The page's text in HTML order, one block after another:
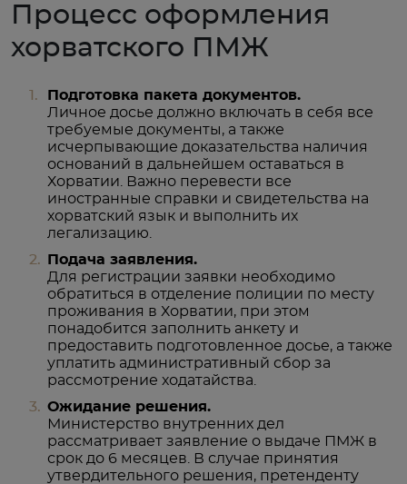
Процесс оформления
хорватского ПМЖ
Подготовка пакета документов.
Личное досье должно включать в себя все
требуемые документы, а также
исчерпывающие доказательства наличия
оснований в дальнейшем оставаться в
Хорватии. Важно перевести все
иностранные справки и свидетельства на
хорватский язык и выполнить их
легализацию.
Подача заявления.
Для регистрации заявки необходимо
обратиться в отделение полиции по месту
проживания в Хорватии, при этом
понадобится заполнить анкету и
предоставить подготовленное досье, а также
уплатить административный сбор за
рассмотрение ходатайства.
Ожидание решения.
Министерство внутренних дел
рассматривает заявление о выдаче ПМЖ в
срок до 6 месяцев. В случае принятия
утвердительного решения, претенденту